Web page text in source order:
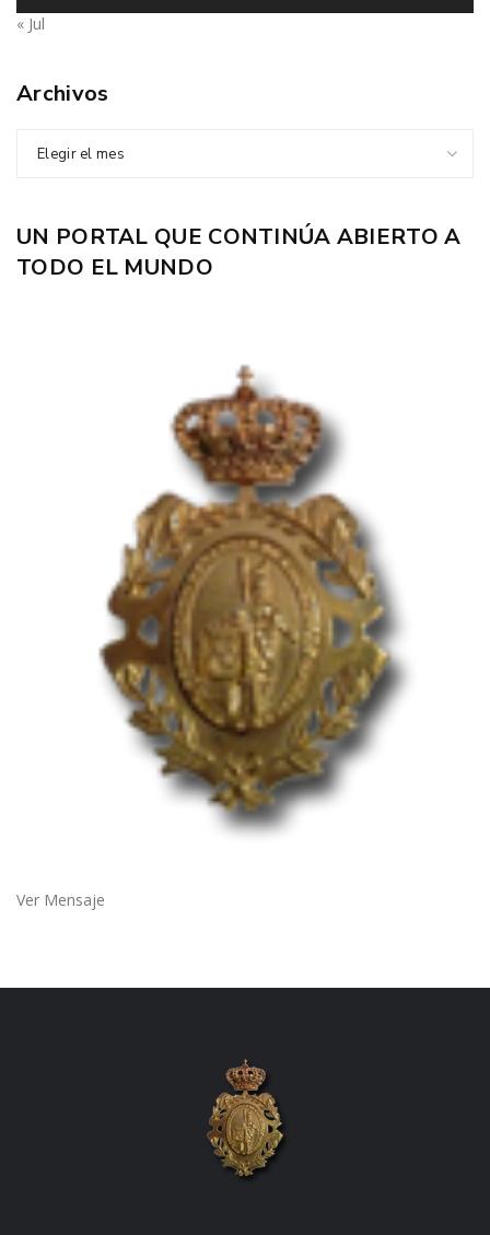
« Jul
Archivos
Elegir el mes
UN PORTAL QUE CONTINÚA ABIERTO A
TODO EL MUNDO
Ver Mensaje